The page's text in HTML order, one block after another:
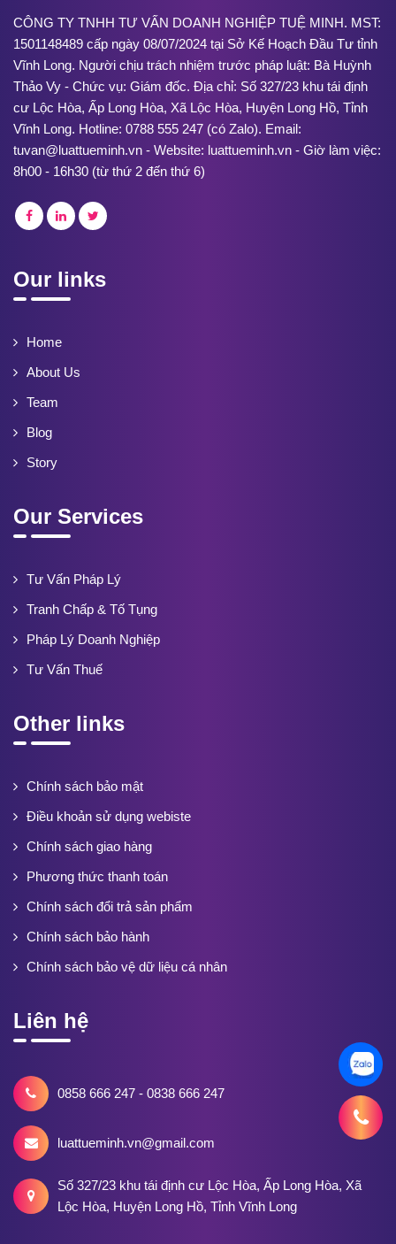
CÔNG TY TNHH TƯ VẤN DOANH NGHIỆP TUỆ MINH. MST:
1501148489 cấp ngày 08/07/2024 tại Sở Kế Hoạch Đầu Tư tỉnh
Vĩnh Long. Người chịu trách nhiệm trước pháp luật: Bà Huỳnh
Thảo Vy - Chức vụ: Giám đốc. Địa chỉ: Số 327/23 khu tái định
cư Lộc Hòa, Ấp Long Hòa, Xã Lộc Hòa, Huyện Long Hồ, Tỉnh
Vĩnh Long. Hotline: 0788 555 247 (có Zalo). Email:
tuvan@luattueminh.vn - Website: luattueminh.vn - Giờ làm việc:
8h00 - 16h30 (từ thứ 2 đến thứ 6)
Our links
Home
About Us
Team
Blog
Story
Our Services
Tư Vấn Pháp Lý
Tranh Chấp & Tố Tụng
Pháp Lý Doanh Nghiệp
Tư Vấn Thuế
Other links
Chính sách bảo mật
Điều khoản sử dụng webiste
Chính sách giao hàng
Phương thức thanh toán
Chính sách đổi trả sản phẩm
Chính sách bảo hành
Chính sách bảo vệ dữ liệu cá nhân
Liên hệ
0858 666 247 - 0838 666 247
luattueminh.vn@gmail.com
Số 327/23 khu tái định cư Lộc Hòa, Ấp Long Hòa, Xã
Lộc Hòa, Huyện Long Hồ, Tỉnh Vĩnh Long